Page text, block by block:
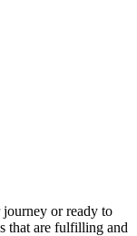
journey or ready to
that are fulfilling and